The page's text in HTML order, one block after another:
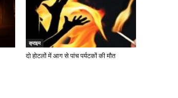
क्राइम
दो होटलों में आग से पांच पर्यटकों की मौत